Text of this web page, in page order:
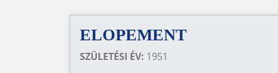
ELOPEMENT
SZÜLETÉSI ÉV: 1951